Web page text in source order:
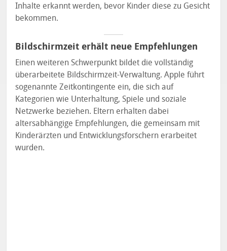
Inhalte erkannt werden, bevor Kinder diese zu Gesicht
bekommen.
Bildschirmzeit erhält neue Empfehlungen
Einen weiteren Schwerpunkt bildet die vollständig
überarbeitete Bildschirmzeit-Verwaltung. Apple führt
sogenannte Zeitkontingente ein, die sich auf
Kategorien wie Unterhaltung, Spiele und soziale
Netzwerke beziehen. Eltern erhalten dabei
altersabhängige Empfehlungen, die gemeinsam mit
Kinderärzten und Entwicklungsforschern erarbeitet
wurden.